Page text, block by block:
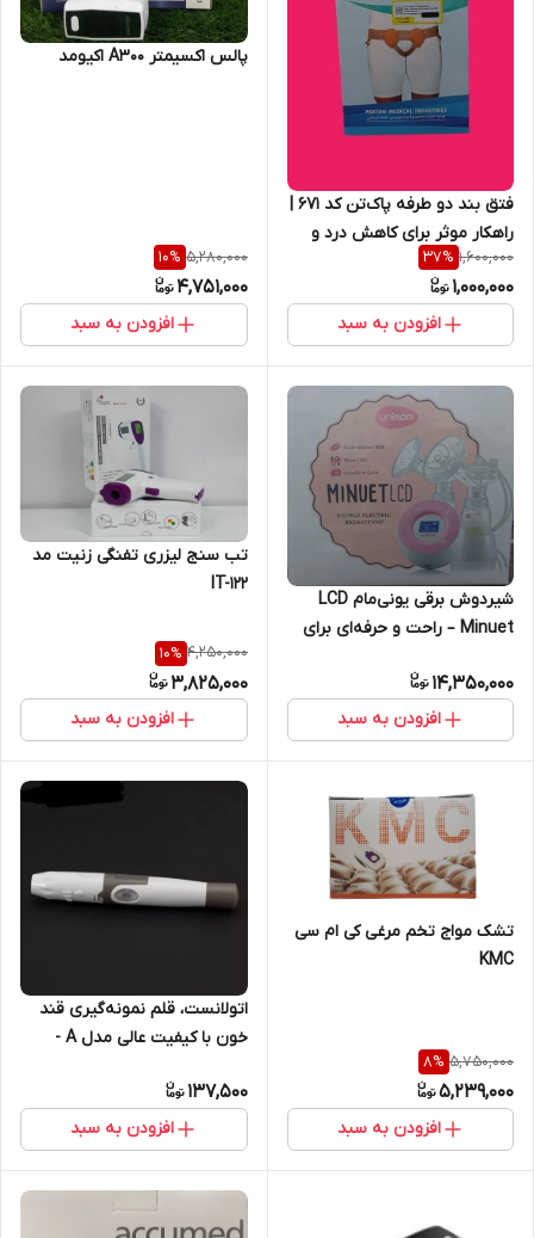
فتق بند دو طرفه پاک‌تن کد 671 |
راهکار موثر برای کاهش درد و
حمایت از ناحیه فتق
1,600,000
37%
1,000,000
افزودن به سبد
پالس اکسیمتر A300 اکیومد
5,280,000
10%
4,751,000
افزودن به سبد
شیردوش برقی یونی‌مام LCD
Minuet – راحت و حرفه‌ای برای
14,350,000
افزودن به سبد
تب سنج لیزری تفنگی زنیت مد
IT-122
4,250,000
10%
3,825,000
افزودن به سبد
تشک مواج تخم مرغی کی ام سی
KMC
5,750,000
8%
5,239,000
افزودن به سبد
اتولانست، قلم نمونه‌گیری قند
خون با کیفیت عالی مدل A -
137,500
افزودن به سبد